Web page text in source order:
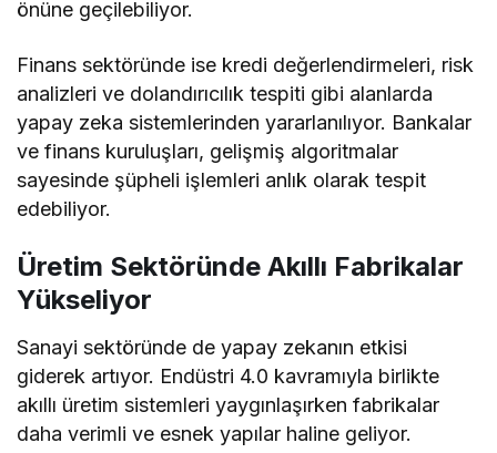
önüne geçilebiliyor.
Finans sektöründe ise kredi değerlendirmeleri, risk
analizleri ve dolandırıcılık tespiti gibi alanlarda
yapay zeka sistemlerinden yararlanılıyor. Bankalar
ve finans kuruluşları, gelişmiş algoritmalar
sayesinde şüpheli işlemleri anlık olarak tespit
edebiliyor.
Üretim Sektöründe Akıllı Fabrikalar
Yükseliyor
Sanayi sektöründe de yapay zekanın etkisi
giderek artıyor. Endüstri 4.0 kavramıyla birlikte
akıllı üretim sistemleri yaygınlaşırken fabrikalar
daha verimli ve esnek yapılar haline geliyor.